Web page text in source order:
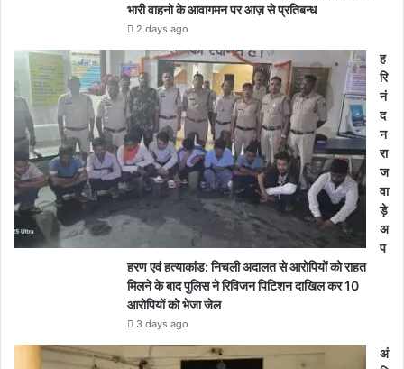
भारी वाहनो के आवागमन पर आज़ से प्रतिबन्ध
2 days ago
ह
रि
नं
द
न
रा
ज
वा
ड़े
अ
प
हरण एवं हत्याकांड: निचली अदालत से आरोपियों को राहत
मिलने के बाद पुलिस ने रिविजन पिटिशन दाखिल कर 10
आरोपियों को भेजा जेल
3 days ago
अं